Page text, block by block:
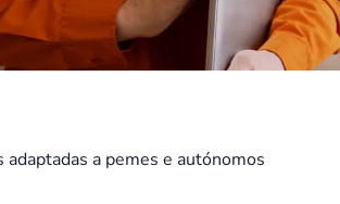
adaptadas a pemes e autónomos